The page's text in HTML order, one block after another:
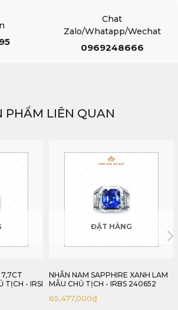
Chat
Zalo/Whatapp/Wechat
0969248666
PHẨM LIÊN QUAN
LAM
ĐẶT HÀNG
NHẪN NAM RUBY MẪU PHONG
CÁCH DOANH NHÂN - IRRC174